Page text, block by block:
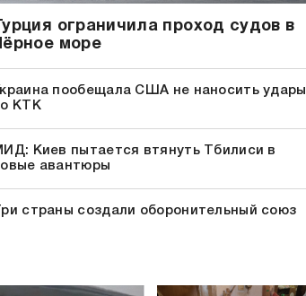
Турция ограничила проход судов в
море
пообещала США не наносить удары
КТК
Киев пытается втянуть Тбилиси в
авантюры
страны создали оборонительный союз